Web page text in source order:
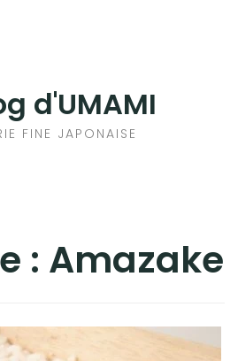
d'UMAMI
FINE JAPONAISE
: Amazake